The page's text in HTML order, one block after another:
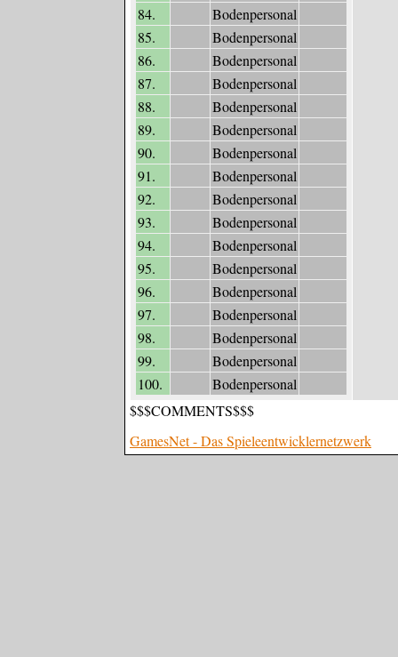
84.
Bodenpersonal
85.
Bodenpersonal
86.
Bodenpersonal
87.
Bodenpersonal
88.
Bodenpersonal
89.
Bodenpersonal
90.
Bodenpersonal
91.
Bodenpersonal
92.
Bodenpersonal
93.
Bodenpersonal
94.
Bodenpersonal
95.
Bodenpersonal
96.
Bodenpersonal
97.
Bodenpersonal
98.
Bodenpersonal
99.
Bodenpersonal
100.
Bodenpersonal
$$$COMMENTS$$$
GamesNet - Das Spieleentwicklernetzwerk